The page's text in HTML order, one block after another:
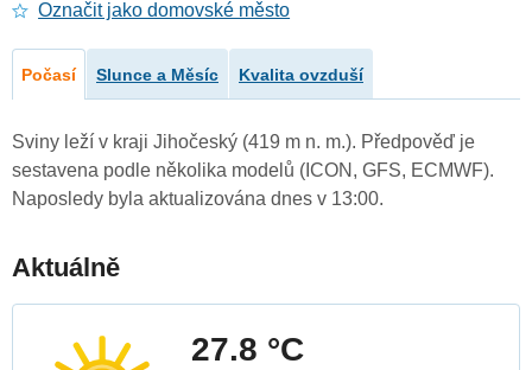
Označit jako domovské město
Počasí Slunce a Měsíc Kvalita ovzduší
Sviny leží v kraji Jihočeský (419 m n. m.). Předpověď je
sestavena podle několika modelů (ICON, GFS, ECMWF).
Naposledy byla aktualizována dnes v 13:00.
Aktuálně
27.8 °C